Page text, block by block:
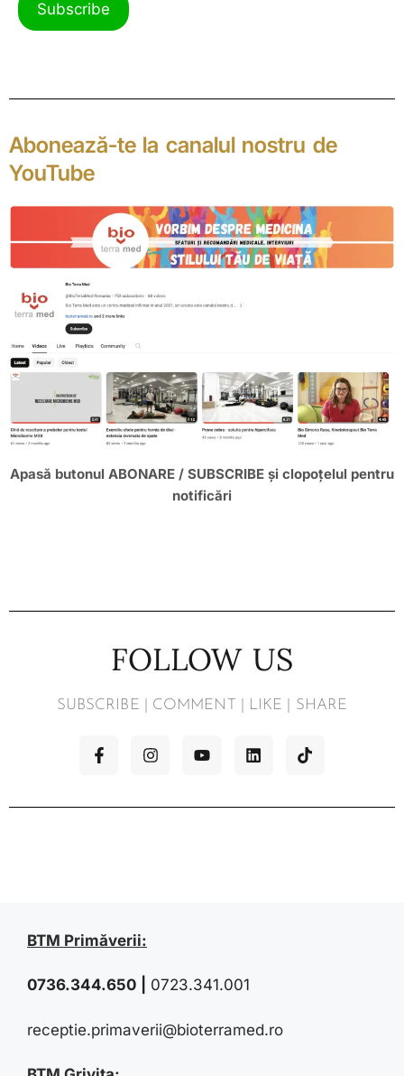
Abonează-te la canalul nostru de
YouTube
Apasă butonul ABONARE / SUBSCRIBE și clopoțelul pentru
notificări
FOLLOW US
SUBSCRIBE | COMMENT | LIKE | SHARE
BTM Primăverii:
0736.344.650 0723.341.001
receptie.primaverii@bioterramed.ro